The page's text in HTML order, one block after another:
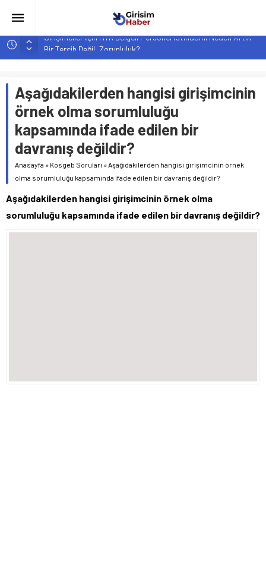
Girişimciler İçin MYK Belgeli Personel İstihdamı Neden Artık
Bir Tercih Değil, Zorunluluk?
Hamle mi?
Girişimcilik ve Yaşam Tarzı: Şehir Değişiminin Nedenleri ve
Etkileri
YZ ile Tüketici Girişimciliği: Yeni Sosyal Bağlantılar
Aşağıdakilerden hangisi girişimcinin
örnek olma sorumluluğu
kapsamında ifade edilen bir
davranış değildir?
Anasayfa » Kosgeb Soruları »Aşağıdakilerden hangisi girişimcinin örnek
olma sorumluluğu kapsamında ifade edilen bir davranış değildir?
Aşağıdakilerden hangisi girişimcinin örnek olma
sorumluluğu kapsamında ifade edilen bir davranış değildir?